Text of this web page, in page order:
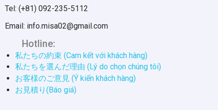
Tel: (+81) 092-235-5112
Email: info.misa02@gmail.com
Hotline:
私たちの約束 (Cam kết với khách hàng)
私たちを選んだ理由 (Lý do chọn chúng tôi)
お客様のご意見 (Ý kiến khách hàng)
お見積り(Báo giá)